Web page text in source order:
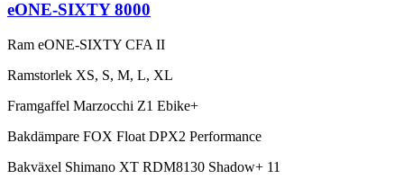
eONE-SIXTY 8000
Ram eONE-SIXTY CFA II
Ramstorlek XS, S, M, L, XL
Framgaffel Marzocchi Z1 Ebike+
Bakdämpare FOX Float DPX2 Performance
Bakväxel Shimano XT RDM8130 Shadow+ 11